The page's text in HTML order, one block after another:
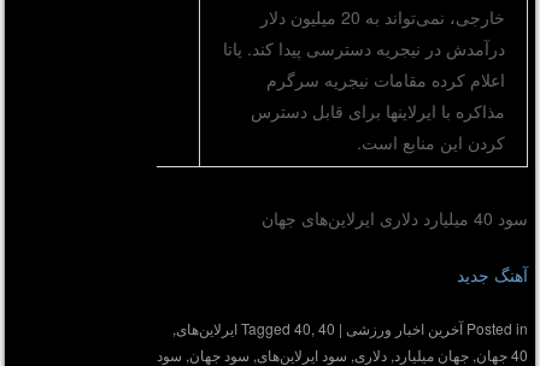
خارجی، نمی‌تواند به 20 میلیون دلار
درآمدش در نیجریه دسترسی پیدا کند. یاتا
اعلام کرده مقامات نیجریه سرگرم
مذاکره با ایرلاینها برای قابل دسترس
کردن این منابع است.
سود 40 میلیارد دلاری ایرلاین‌های جهان
آهنگ جدید
Posted inآخرین اخبار ورزشی |
Tagged40,40 ایرلاین‌های
,
40 جهان
,جهان میلیارد ,دلاری,سود ایرلاین‌های,سود جهان,سود